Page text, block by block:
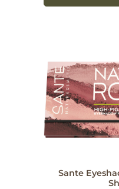
Sante